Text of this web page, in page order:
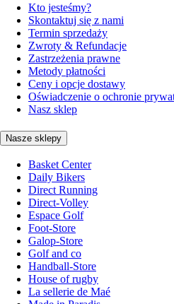
Kto jesteśmy?
Skontaktuj się z nami
Termin sprzedaży
Zwroty & Refundacje
Zastrzeżenia prawne
Metody płatności
Ceny i opcje dostawy
Oświadczenie o ochronie
Nasz sklep
Nasze sklepy
Basket Center
Daily Bikers
Direct Running
Direct-Volley
Espace Golf
Foot-Store
Galop-Store
Golf and co
Handball-Store
House of rugby
La sellerie de Maé